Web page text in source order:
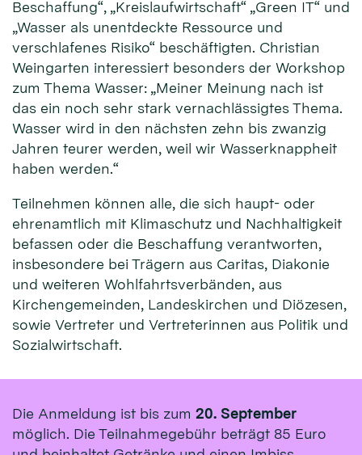
Beschaffung“, „Kreislaufwirtschaft“ „Green IT“ und
„Wasser als unentdeckte Ressource und
verschlafenes Risiko“ beschäftigten. Christian
Weingarten interessiert besonders der Workshop
zum Thema Wasser: „Meiner Meinung nach ist
das ein noch sehr stark vernachlässigtes Thema.
Wasser wird in den nächsten zehn bis zwanzig
Jahren teurer werden, weil wir Wasserknappheit
haben werden.“
Teilnehmen können alle, die sich haupt- oder
ehrenamtlich mit Klimaschutz und Nachhaltigkeit
befassen oder die Beschaffung verantworten,
insbesondere bei Trägern aus Caritas, Diakonie
und weiteren Wohlfahrtsverbänden, aus
Kirchengemeinden, Landeskirchen und Diözesen,
sowie Vertreter und Vertreterinnen aus Politik und
Sozialwirtschaft.
Die Anmeldung ist bis zum 20. September
möglich. Die Teilnahmegebühr beträgt 85 Euro